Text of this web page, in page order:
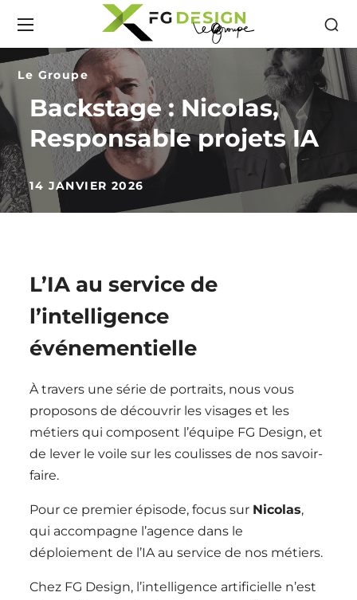
Le Groupe
Backstage : Nicolas,
Responsable projets IA
14 JANVIER 2026
L’IA au service de
l’intelligence
événementielle
À travers une série de portraits, nous vous
proposons de découvrir les visages et les
métiers qui composent l’équipe FG Design, et
de lever le voile sur les coulisses de nos savoir-
faire.
Pour ce premier épisode, focus sur Nicolas,
qui accompagne l’agence dans le
déploiement de l’IA au service de nos métiers.
Chez FG Design, l’intelligence artificielle n’est